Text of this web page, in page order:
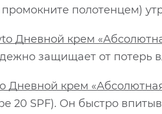
полотенцем)
Дневной крем
защищает от потерь
Дневной крем
20 SPF). Он быстро